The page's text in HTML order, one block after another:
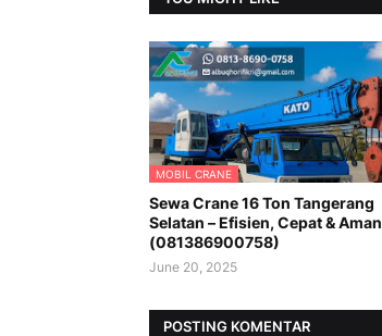
MOBIL CRANE
Sewa Crane 16 Ton Tangerang
Selatan – Efisien, Cepat & Aman
(081386900758)
June 20, 2025
POSTING KOMENTAR